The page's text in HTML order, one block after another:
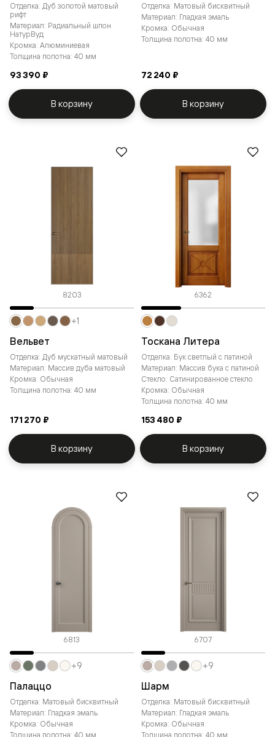
Отделка: Дуб золотой матовый
рифт
Материал: Радиальный шпон
НатурВуд
Кромка: Алюминиевая
Толщина полотна: 40 мм
93 390 ₽
В корзину
Отделка: Матовый бисквитный
Материал: Гладкая эмаль
Кромка: Обычная
Толщина полотна: 40 мм
72 240 ₽
В корзину
8203
Вельвет
Отделка: Дуб мускатный матовый
Материал: Массив дуба матовый
Кромка: Обычная
Толщина полотна: 40 мм
171 270 ₽
+1
В корзину
6362
Тоскана Литера
Отделка: Бук светлый с патиной
Материал: Массив бука с патиной
Стекло: Сатинированное стекло
Кромка: Обычная
Толщина полотна: 40 мм
153 480 ₽
В корзину
6813
Палаццо
Отделка: Матовый бисквитный
Материал: Гладкая эмаль
Кромка: Обычная
Толщина полотна: 40 мм
+9
6707
Шарм
Отделка: Матовый бисквитный
Материал: Гладкая эмаль
Кромка: Обычная
Толщина полотна: 40 мм
+9